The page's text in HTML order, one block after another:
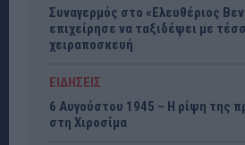
Συναγερμός στο «Ελευθέριος
επιχείρησε να ταξιδέψει με
χειραποσκευή
ΕΙΔΗΣΕΙΣ
6 Αυγούστου 1945 – Η ρίψη της
στη Χιροσίμα